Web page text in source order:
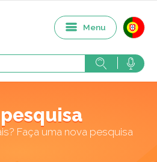
Menu
Faça uma nova pesquisa